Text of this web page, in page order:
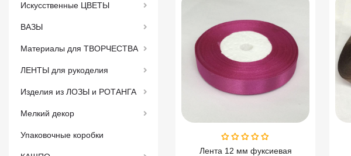
Искусственные ЦВЕТЫ
ВАЗЫ
Материалы для ТВОРЧЕСТВА
ЛЕНТЫ для рукоделия
Изделия из ЛОЗЫ и РОТАНГА
Мелкий декор
Упаковочные коробки
Лента 12 мм фуксиевая